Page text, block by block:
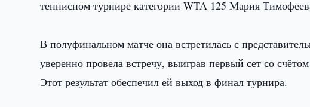
теннисном турнире категории WTA 125 Мария
В полуфинальном матче она встретилась с
уверенно провела встречу, выиграв первый сет со
Этот результат обеспечил ей выход в финал турнира.